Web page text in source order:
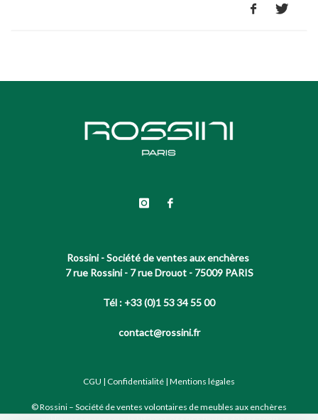
Rossini - Société de ventes aux enchères
7 rue Rossini - 7 rue Drouot - 75009 PARIS
Tél : +33 (0)1 53 34 55 00
contact@rossini.fr
CGU | Confidentialité | Mentions légales
© Rossini – Société de ventes volontaires de meubles aux enchères